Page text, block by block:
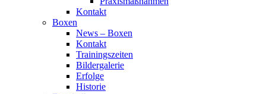
Kontakt
Boxen
News – Boxen
Kontakt
Trainingszeiten
Bildergalerie
Erfolge
Historie